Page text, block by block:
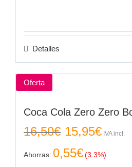
Detalles
Oferta
Coca Cola Zero Zero
16,50€
precio
era:
15,95€precio
es:
15,95€.
IVA incl.
Ahorras: 0,55€(3.3%)